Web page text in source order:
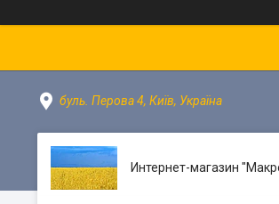
буль. Перова 4, Київ, Україна
Интернет-магазин